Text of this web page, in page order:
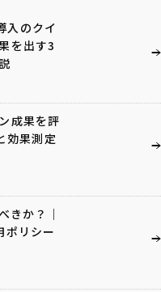
のクイ
を出す3
成果を評
効果測定
きか？｜
ポリシー